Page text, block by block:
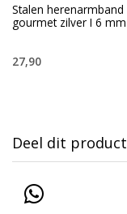
Stalen herenarmband
gourmet zilver I 6 mm
27,90
Deel dit product